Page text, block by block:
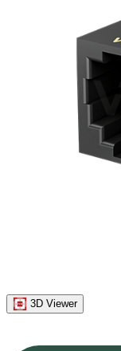
3D Viewer